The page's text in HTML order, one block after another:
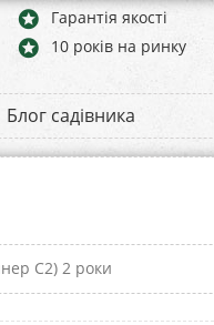
stars Гарантія якості
stars 10 років на ринку
Блог садівника
С2) 2 роки